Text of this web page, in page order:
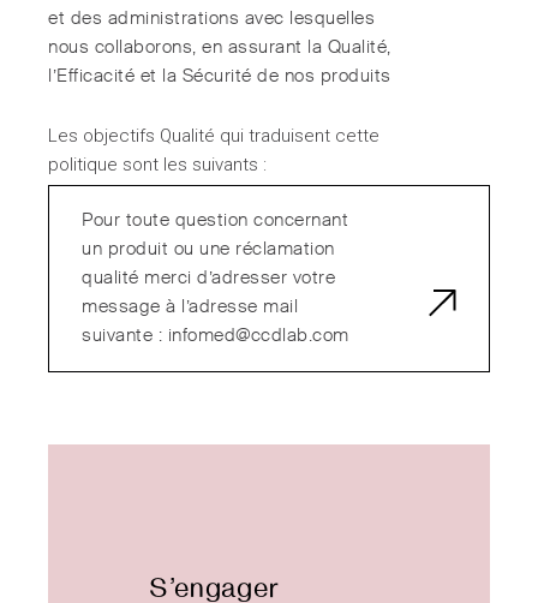
et des administrations avec lesquelles
nous collaborons, en assurant la Qualité,
l’Efficacité et la Sécurité de nos produits
Les objectifs Qualité qui traduisent cette
politique sont les suivants :
Pour toute question concernant
un produit ou une réclamation
qualité merci d’adresser votre
message à l’adresse mail
suivante : infomed@ccdlab.com
S’engager